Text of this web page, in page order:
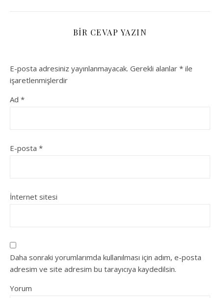
BIR CEVAP YAZIN
E-posta adresiniz yayınlanmayacak. Gerekli alanlar * ile
işaretlenmişlerdir
Ad *
E-posta *
İnternet sitesi
Daha sonraki yorumlarımda kullanılması için adım, e-posta
adresim ve site adresim bu tarayıcıya kaydedilsin.
Yorum